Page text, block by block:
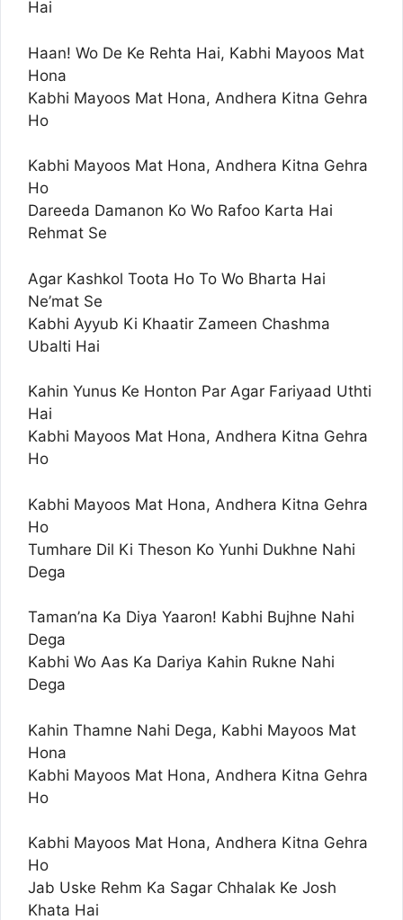
Hai
Haan! Wo De Ke Rehta Hai, Kabhi Mayoos Mat
Hona
Kabhi Mayoos Mat Hona, Andhera Kitna Gehra
Ho
Kabhi Mayoos Mat Hona, Andhera Kitna Gehra
Ho
Dareeda Damanon Ko Wo Rafoo Karta Hai
Rehmat Se
Agar Kashkol Toota Ho To Wo Bharta Hai
Ne’mat Se
Kabhi Ayyub Ki Khaatir Zameen Chashma
Ubalti Hai
Kahin Yunus Ke Honton Par Agar Fariyaad Uthti
Hai
Kabhi Mayoos Mat Hona, Andhera Kitna Gehra
Ho
Kabhi Mayoos Mat Hona, Andhera Kitna Gehra
Ho
Tumhare Dil Ki Theson Ko Yunhi Dukhne Nahi
Dega
Taman’na Ka Diya Yaaron! Kabhi Bujhne Nahi
Dega
Kabhi Wo Aas Ka Dariya Kahin Rukne Nahi
Dega
Kahin Thamne Nahi Dega, Kabhi Mayoos Mat
Hona
Kabhi Mayoos Mat Hona, Andhera Kitna Gehra
Ho
Kabhi Mayoos Mat Hona, Andhera Kitna Gehra
Ho
Jab Uske Rehm Ka Sagar Chhalak Ke Josh
Khata Hai